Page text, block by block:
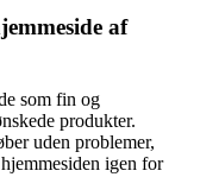
af
som fin og
produkter.
uden problemer,
igen for